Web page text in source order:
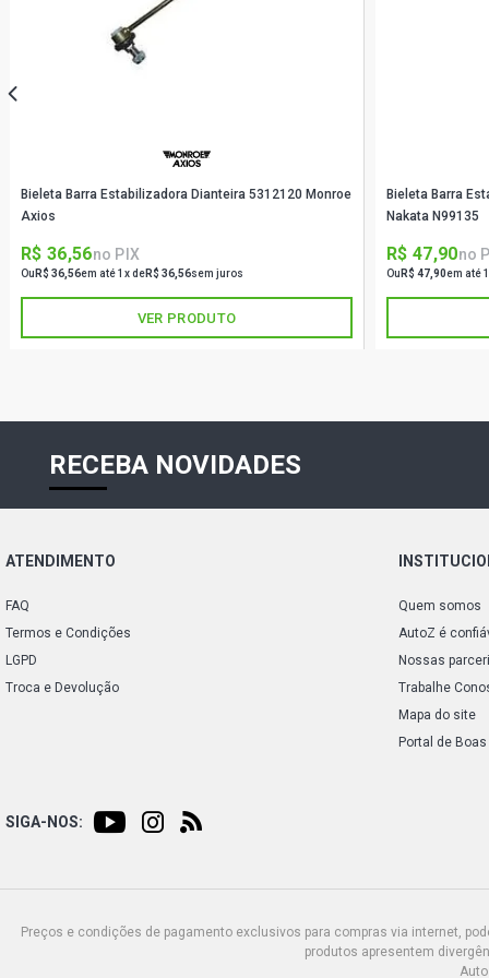
Bieleta Barra Estabilizadora Dianteira 5312120 Monroe
Axios
R$ 36,56no PIX
Ou R$ 36,56em até 1x deR$ 36,56sem juros
VER PRODUTO
Bieleta Barra
Nakata N99135
R$ 47,90no
Ou R$ 47,90em até
RECEBA NOVIDADES
ATENDIMENTO
FAQ
Termos e Condições
LGPD
Troca e Devolução
Quem somos
AutoZ é
Nossas
Trabalhe
Mapa do site
Portal de
SIGA-NOS:
Preços e condições de pagamento exclusivos para compras via internet,
produtos apresentem